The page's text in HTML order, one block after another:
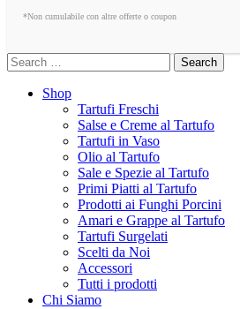
*Non cumulabile con altre offerte o coupon
Search
Shop
Tartufi Freschi
Salse e Creme al Tartufo
Tartufi in Vaso
Olio al Tartufo
Sale e Spezie al Tartufo
Primi Piatti al Tartufo
Prodotti ai Funghi Porcini
Amari e Grappe al Tartufo
Tartufi Surgelati
Scelti da Noi
Accessori
Tutti i prodotti
Chi Siamo